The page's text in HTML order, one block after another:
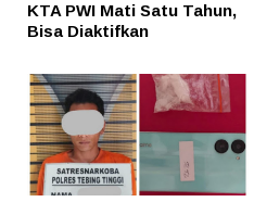
KTA PWI Mati Satu Tahun,
Bisa Diaktifkan